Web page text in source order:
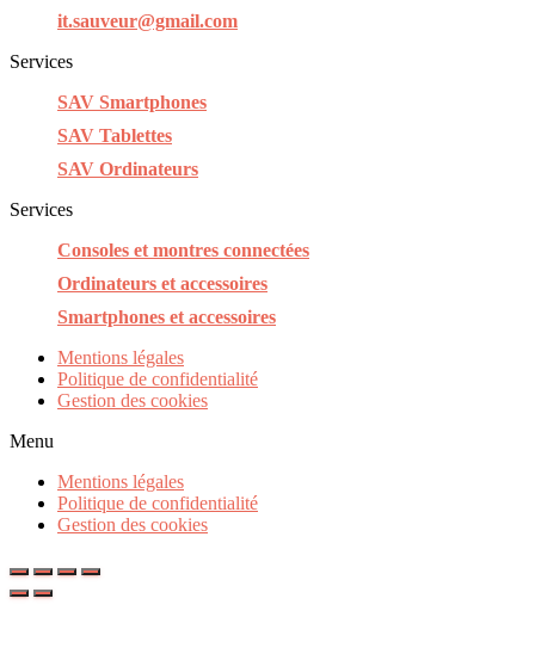
it.sauveur@gmail.com
Services
SAV Smartphones
SAV Tablettes
SAV Ordinateurs
Services
Consoles et montres connectées
Ordinateurs et accessoires
Smartphones et accessoires
Mentions légales
Politique de confidentialité
Gestion des cookies
Menu
Mentions légales
Politique de confidentialité
Gestion des cookies